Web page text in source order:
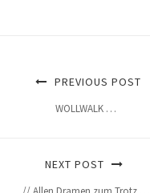
PREVIOUS POST
WOLLWALK …
NEXT POST